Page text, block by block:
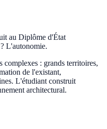
au Diplôme d'État
L'autonomie.
complexes : grands territoires,
de l'existant,
L'étudiant construit
architectural.